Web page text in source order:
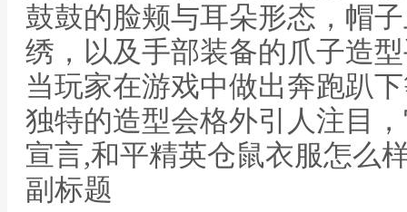
鼓鼓的脸颊与耳朵形态，帽
绣，以及手部装备的爪子造
当玩家在游戏中做出奔跑趴
独特的造型会格外引人注目
宣言,和平精英仓鼠衣服怎么
副标题